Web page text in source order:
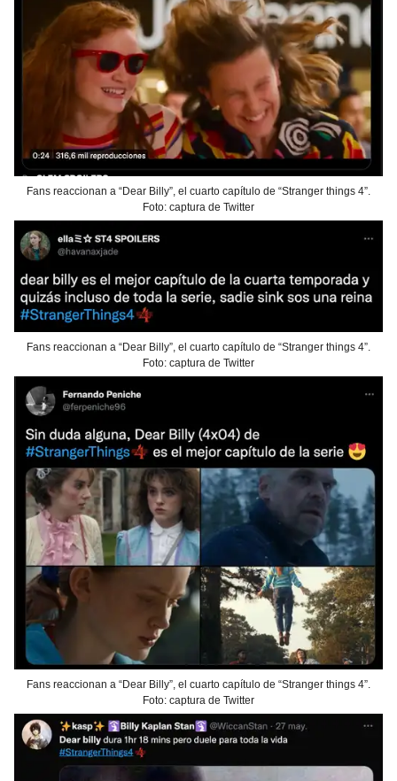
Fans reaccionan a “Dear Billy”, el cuarto capítulo de “Stranger things 4”.
Foto: captura de Twitter
Fans reaccionan a “Dear Billy”, el cuarto capítulo de “Stranger things 4”.
Foto: captura de Twitter
Fans reaccionan a “Dear Billy”, el cuarto capítulo de “Stranger things 4”.
Foto: captura de Twitter